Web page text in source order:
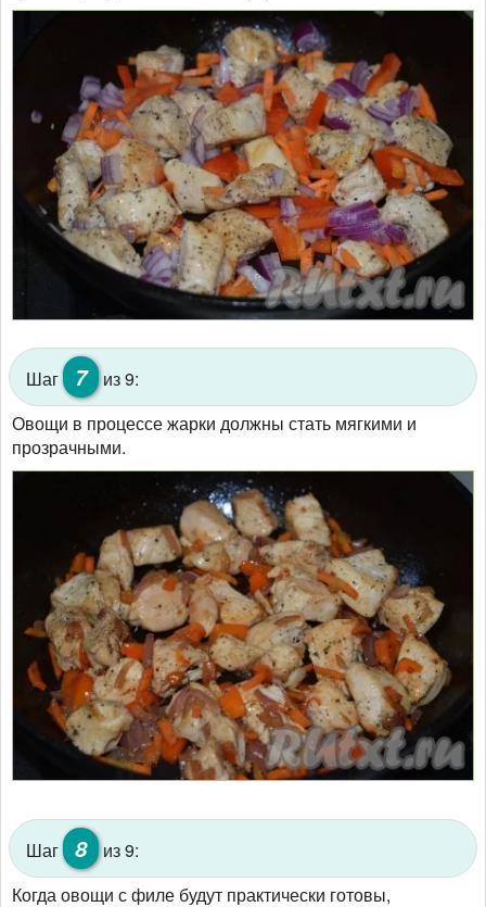
Шаг 7
из 9:
Овощи в процессе жарки должны стать мягкими и
прозрачными.
Шаг 8
из 9:
Когда овощи с филе будут практически готовы,